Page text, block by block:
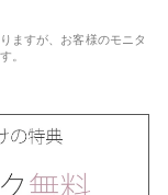
ますが、お客様のモニタ
。